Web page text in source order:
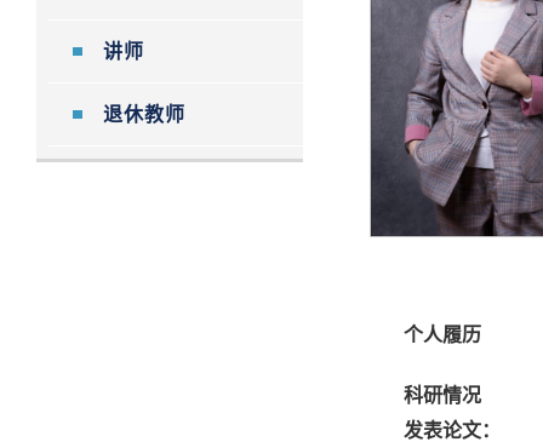
讲师
退休教师
个人履历
科研情况
发表论文：